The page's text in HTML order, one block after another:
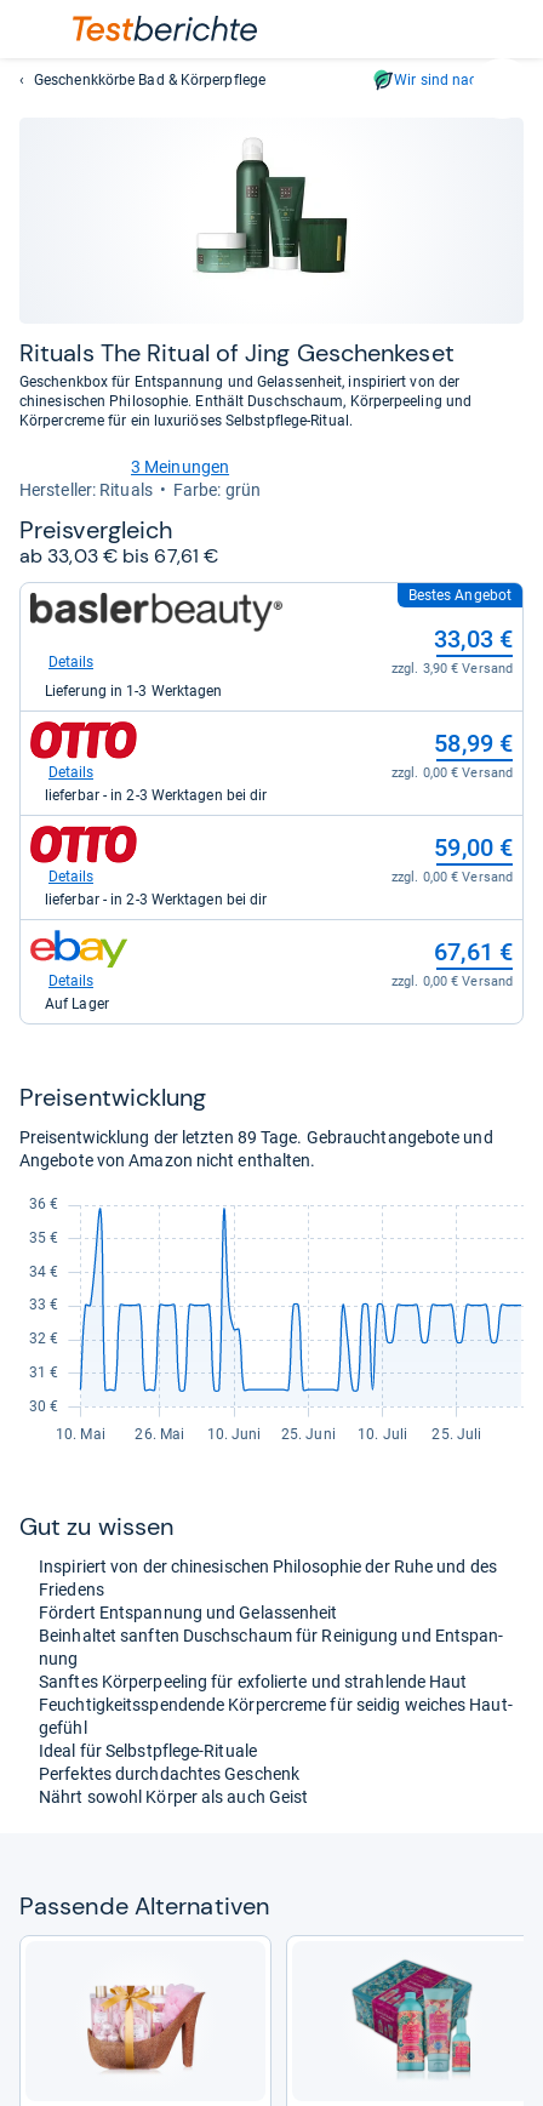
lassen
Geschenkkörbe Bad & Körperpflege Wir sind nachhaltig
Rituals The Ritual of Jing Geschen­ke­set
Geschenkbox für Entspannung und Gelassenheit, inspiriert von der
chinesischen Philosophie. Enthält Duschschaum, Körperpeeling und
Körpercreme für ein luxuriöses Selbstpflege-Ritual.
von
5
Sternen
3 Meinungen
Her­stel­ler: Rituals
Farbe: grün
Preis­ver­gleich
ab 33,03 € bis 67,61 €
zum
Shop:
basler-
für
33,03
kaufen.
Bestes Angebot
33,03 €
zzgl. 3,90 € Versand
Details
Lieferung in 1-3 Werktagen
zum
Shop:
Otto.de
58,99
kaufen.
58,99 €
zzgl. 0,00 € Versand
Details
lieferbar - in 2-3 Werktagen bei dir
zum
Shop:
Otto.de
59,00
kaufen.
59,00 €
zzgl. 0,00 € Versand
Details
lieferbar - in 2-3 Werktagen bei dir
zum
Shop:
eBay
67,61 €
zzgl. 0,00 € Versand
Details
Auf Lager
Preis­ent­wick­lung
Preisentwicklung der letzten 89 Tage. Gebrauchtangebote und
Angebote von Amazon nicht enthalten.
Gut zu wis­sen
Inspi­riert von der chi­ne­si­schen Phi­lo­so­phie der Ruhe und des
Frie­dens
För­dert Ent­span­nung und Gelas­sen­heit
Bein­hal­tet sanf­ten Dusch­schaum für Rei­ni­gung und Ent­span­
nung
Sanf­tes Kör­per­pee­ling für exfo­lierte und strah­lende Haut
Feuch­tig­keitss­pen­dende Kör­per­creme für sei­dig wei­ches Haut­
ge­fühl
Ideal für Selbst­pflege-​Rituale
Per­fek­tes durch­dach­tes Geschenk
Nährt sowohl Kör­per als auch Geist
Pas­sende Alter­na­ti­ven